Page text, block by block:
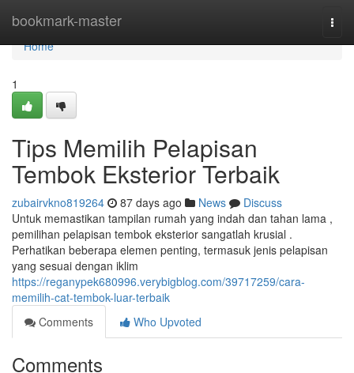
bookmark-master
Home
Home
1
Tips Memilih Pelapisan
Tembok Eksterior Terbaik
zubairvkno819264 87 days ago News
Discuss
Untuk memastikan tampilan rumah yang indah dan tahan lama ,
pemilihan pelapisan tembok eksterior sangatlah krusial .
Perhatikan beberapa elemen penting, termasuk jenis pelapisan
yang sesuai dengan iklim
https://reganypek680996.verybigblog.com/39717259/cara-
memilih-cat-tembok-luar-terbaik
Comments
Who Upvoted
Comments